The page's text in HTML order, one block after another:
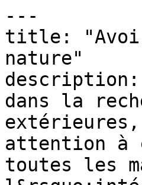
---
title: "Avoir
nature"
description:
dans la
extérieures,
attention à
toutes les